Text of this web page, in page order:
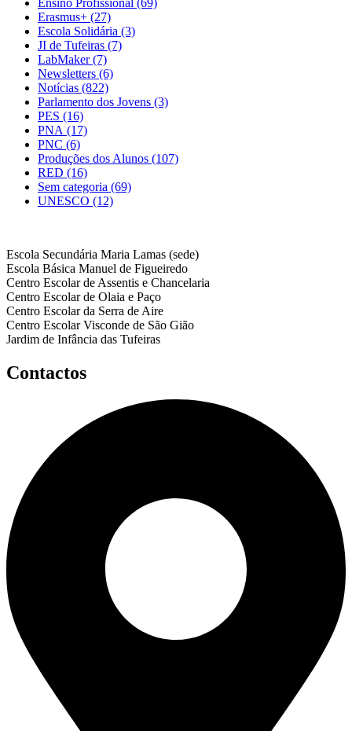
Ensino Profissional (69)
Erasmus+ (27)
Escola Solidária (3)
JI de Tufeiras (7)
LabMaker(7)
Newsletters (6)
Notícias (822)
Parlamento dos Jovens (3)
PES (16)
PNA (17)
PNC (6)
Produções dos Alunos (107)
RED (16)
Sem categoria (69)
UNESCO (12)
Escola Secundária Maria Lamas (sede)
Escola Básica Manuel de Figueiredo
Centro Escolar de Assentis e Chancelaria
Centro Escolar de Olaia e Paço
Centro Escolar da Serra de Aire
Centro Escolar Visconde de São Gião
Jardim de Infância das Tufeiras
Contactos